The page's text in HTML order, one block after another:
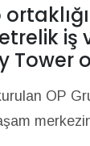
iş
Tower
OP